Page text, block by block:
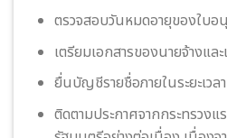
ตรวจสอบวันหมดอายุของใบอ
เตรียมเอกสารของนายจ้างแล
ยื่นบัญชีรายชื่อภายในระยะเวล
ติดตามประกาศจากกระทรวง